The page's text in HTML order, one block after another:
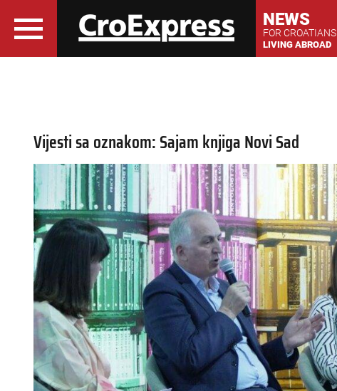
NEWS
FOR CROATIANS
LIVING ABROAD
Vijesti sa oznakom: Sajam knjiga Novi Sad